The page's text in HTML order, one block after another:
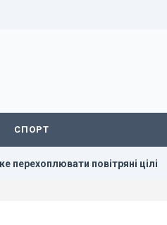
СПОРТ
повітряні цілі